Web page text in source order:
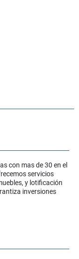
con mas de 30 en el
servicios
y lotificación
inversiones